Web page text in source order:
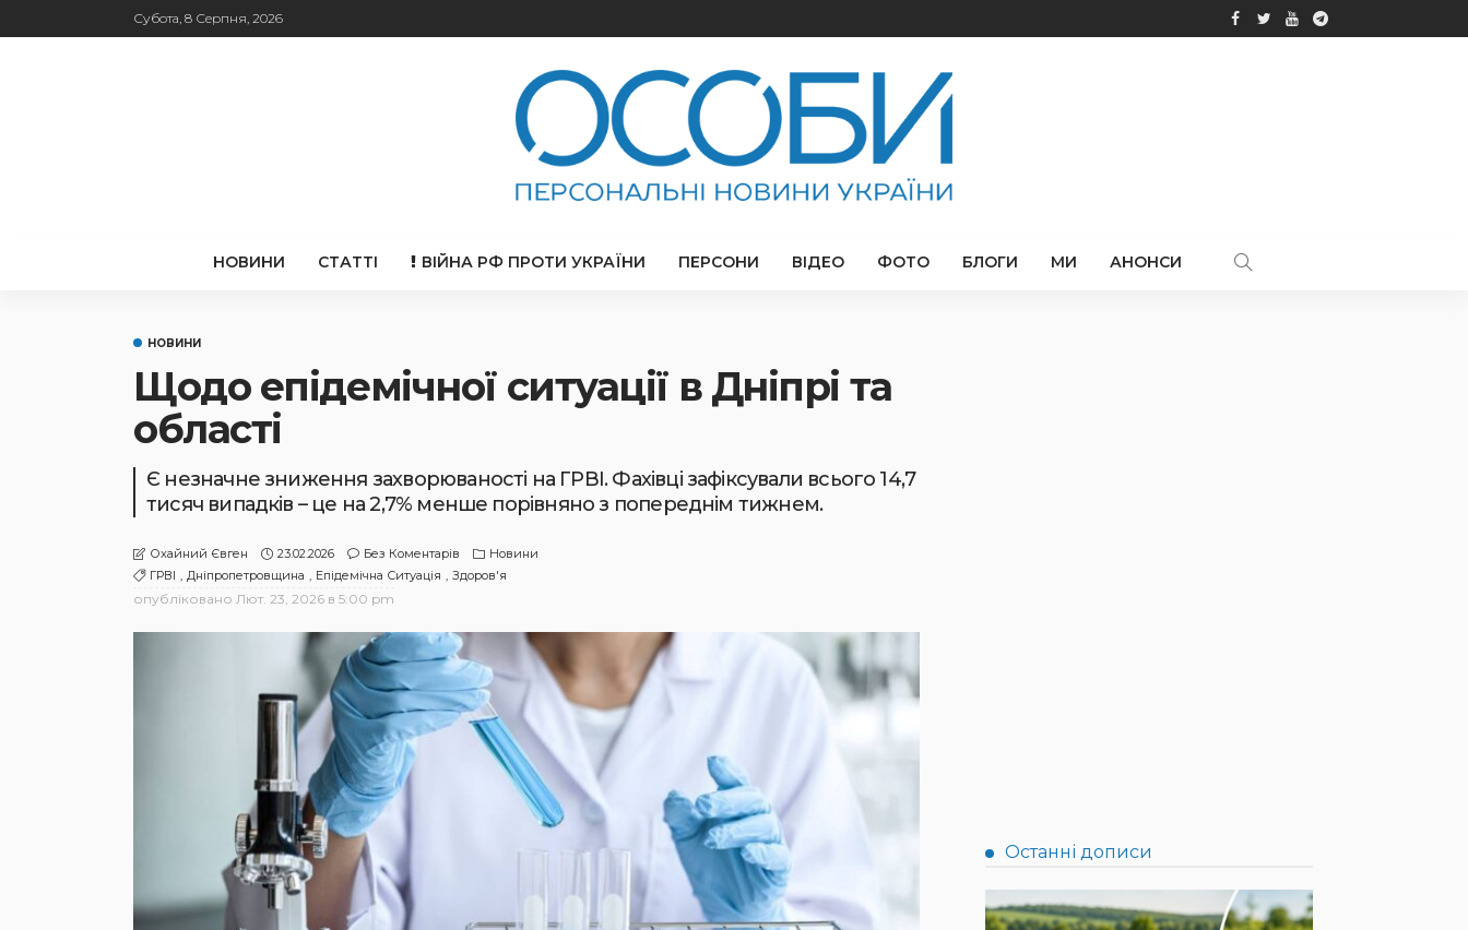
Субота, 8 Серпня, 2026
НОВИНИ СТАТТІ ВІЙНА РФ ПРОТИ УКРАЇНИ ПЕРСОНИ ВІДЕО ФОТО БЛОГИ МИ АНОНСИ
НОВИНИ
Щодо епідемічної ситуації в Дніпрі та
області
Є незначне зниження захворюваності на ГРВІ. Фахівці зафіксували всього 14,7
тисяч випадків – це на 2,7% менше порівняно з попереднім тижнем.
Охайний Євген 23.02.2026 Без Коментарів
Новини
ГРВІ
Дніпропетровщина Епідемічна Ситуація Здоров'я
опубліковано Лют. 23, 2026 в 5:00 pm
Останні дописи